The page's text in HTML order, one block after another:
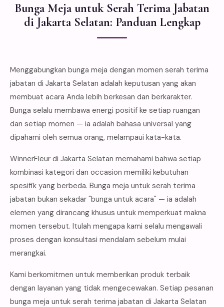
Bunga Meja untuk Serah Terima Jabatan
di Jakarta Selatan: Panduan Lengkap
Menggabungkan bunga meja dengan momen serah terima
jabatan di Jakarta Selatan adalah keputusan yang akan
membuat acara Anda lebih berkesan dan berkarakter.
Bunga selalu membawa energi positif ke setiap ruangan
dan setiap momen — ia adalah bahasa universal yang
dipahami oleh semua orang, melampaui kata-kata.
WinnerFleur di Jakarta Selatan memahami bahwa setiap
kombinasi kategori dan occasion memiliki kebutuhan
spesifik yang berbeda. Bunga meja untuk serah terima
jabatan bukan sekadar "bunga untuk acara" — ia adalah
elemen yang dirancang khusus untuk memperkuat makna
momen tersebut. Itulah mengapa kami selalu mengawali
proses dengan konsultasi mendalam sebelum mulai
merangkai.
Kami berkomitmen untuk memberikan produk terbaik
dengan layanan yang tidak mengecewakan. Setiap pesanan
bunga meja untuk serah terima jabatan di Jakarta Selatan